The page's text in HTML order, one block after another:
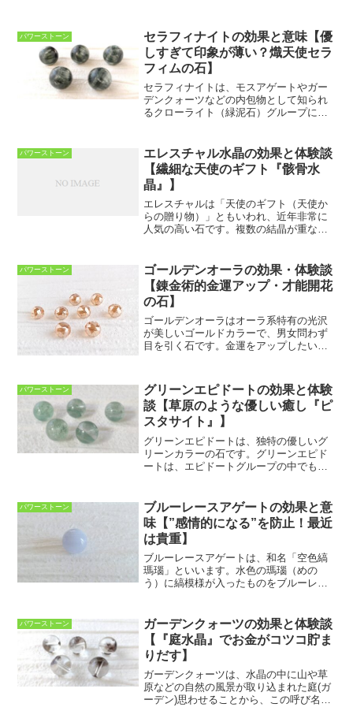
パワーストーン
セラフィナイトの効果と意味【優
しすぎて印象が薄い？熾天使セラ
フィムの石】
セラフィナイトは、モスアゲートやガー
デンクォーツなどの内包物として知られ
るクローライト（緑泥石）グループに属
の羽のようなシルバーの光沢が見られる
のが特徴です。セラフィナ...
パワーストーン
エレスチャル水晶の効果と体験談
【繊細な天使のギフト『骸骨水
晶』】
エレスチャルは「天使のギフト（天使か
らの贈り物）」ともいわれ、近年非常に
人気の高い石です。複数の結晶が重なり
億年と時間がかかるであろうともいわ
れ、「水晶の最終形態」とも...
パワーストーン
ゴールデンオーラの効果・体験談
【錬金術的金運アップ・才能開花
の石】
ゴールデンオーラはオーラ系特有の光沢
が美しいゴールドカラーで、男女問わず
目を引く石です。金運をアップしたい方
ります。今回は、ゴールデンオーラにつ
いての効果と意味、体験談...
パワーストーン
グリーンエピドートの効果と体験
談【草原のような優しい癒し『ピ
スタサイト』】
グリーンエピドートは、独特の優しいグ
リーンカラーの石です。グリーンエピド
ートは、エピドートグループの中でも鉄
ドートが水晶の内部に内包されたものは
「草入り水晶」とも呼ば...
パワーストーン
ブルーレースアゲートの効果と意
味【”感情的になる”を防止！最近
は貴重】
ブルーレースアゲートは、和名「空色縞
瑪瑙」といいます。水色の瑪瑙（めの
う）に縞模様が入ったものをブルーレー
のように見えることからこの名がつけら
れました。ブルーレースアゲ...
パワーストーン
ガーデンクォーツの効果と体験談
【『庭水晶』でお金がコツコ貯ま
りだす】
ガーデンクォーツは、水晶の中に山や草
原などの自然の風景が取り込まれた庭(ガ
ーデン)思わせることから、この呼び名が